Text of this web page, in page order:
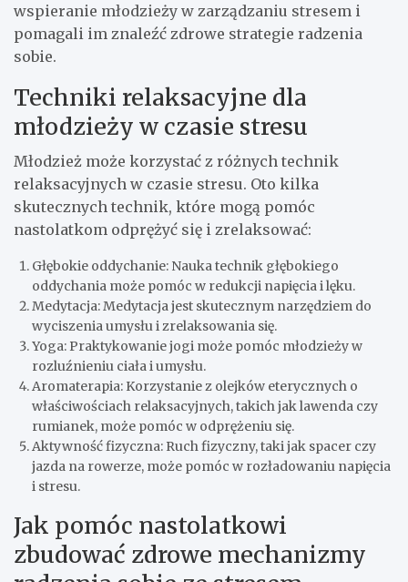
wspieranie młodzieży w zarządzaniu stresem i
pomagali im znaleźć zdrowe strategie radzenia
sobie.
Techniki relaksacyjne dla
młodzieży w czasie stresu
Młodzież może korzystać z różnych technik
relaksacyjnych w czasie stresu. Oto kilka
skutecznych technik, które mogą pomóc
nastolatkom odprężyć się i zrelaksować:
Głębokie oddychanie: Nauka technik głębokiego
oddychania może pomóc w redukcji napięcia i lęku.
Medytacja: Medytacja jest skutecznym narzędziem do
wyciszenia umysłu i zrelaksowania się.
Yoga: Praktykowanie jogi może pomóc młodzieży w
rozluźnieniu ciała i umysłu.
Aromaterapia: Korzystanie z olejków eterycznych o
właściwościach relaksacyjnych, takich jak lawenda czy
rumianek, może pomóc w odprężeniu się.
Aktywność fizyczna: Ruch fizyczny, taki jak spacer czy
jazda na rowerze, może pomóc w rozładowaniu napięcia
i stresu.
Jak pomóc nastolatkowi
zbudować zdrowe mechanizmy